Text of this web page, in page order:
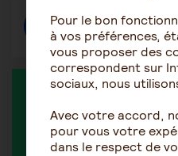
MEMBRE ACTIF DANS
Pour le bon
à vos préférences,
vous proposer des
correspondent sur
sociaux, nous
Avec votre accord,
pour vous votre
dans le respect de